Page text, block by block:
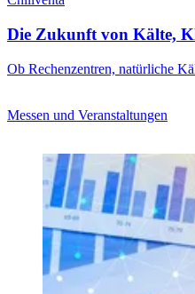
Die Zukunft von Kälte,
Ob Rechenzentren, natürliche
Messen und Veranstaltungen